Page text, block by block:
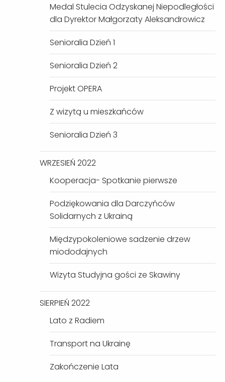
Medal Stulecia Odzyskanej Niepodległości
dla Dyrektor Małgorzaty Aleksandrowicz
Senioralia Dzień 1
Senioralia Dzień 2
Projekt OPERA
Z wizytą u mieszkańców
Senioralia Dzień 3
WRZESIEŃ 2022
Kooperacja- Spotkanie pierwsze
Podziękowania dla Darczyńców
Solidarnych z Ukrainą
Międzypokoleniowe sadzenie drzew
miododajnych
Wizyta Studyjna gości ze Skawiny
SIERPIEŃ 2022
Lato z Radiem
Transport na Ukrainę
Zakończenie Lata